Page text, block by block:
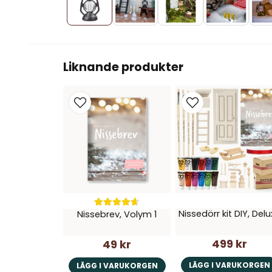
Liknande produkter
Nissebrev, Volym 1
49 kr
LÄGG I VARUKORGEN
Nissedörr kit DIY,
499 kr
LÄGG I VARUKORGEN